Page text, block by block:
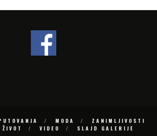
MODA
ZANIMLJIVOSTI
VIDEO SLAJD GALERIJE